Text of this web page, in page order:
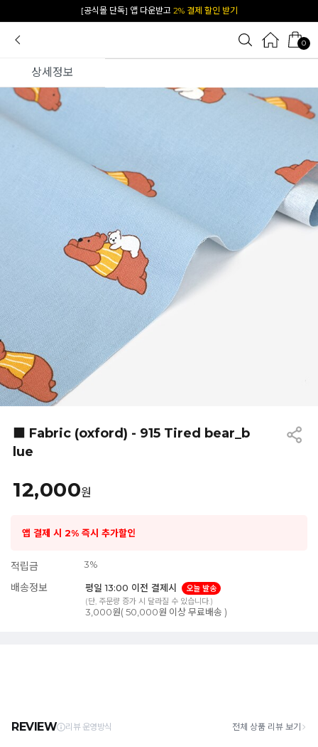
카카오 플친 추가하면1천원 즉시 할인 쿠폰
0
상세정보
■ Fabric (oxford) - 915 Tired bear_b
lue
12,000원
앱 결제 시 2% 즉시 추가할인
적립금 3%
배송정보 평일 13:00 이전 결제시
오늘 발송
(단, 주문량 증가 시 달라질 수 있습니다.)
3,000원( 50,000원 이상 무료배송 )